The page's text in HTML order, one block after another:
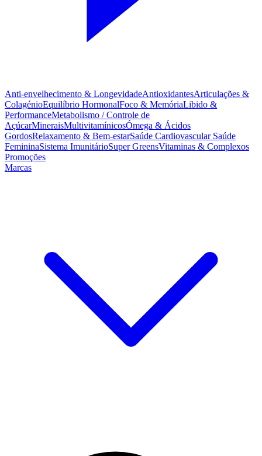
Anti-envelhecimento & LongevidadeAntioxidantesArticulações &
ColagénioEquilíbrio HormonalFoco & MemóriaLibido &
PerformanceMetabolismo / Controle de
AçúcarMineraisMultivitamínicosÓmega & Ácidos
GordosRelaxamento & Bem-estarSaúde Cardiovascular Saúde
FemininaSistema ImunitárioSuper GreensVitaminas & Complexos
Promoções
Marcas